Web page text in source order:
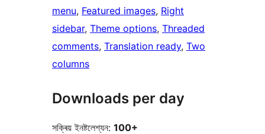
menu, Featured images, Right
sidebar, Theme options, Threaded
comments, Translation ready, Two
columns
Downloads per day
সক্ৰিয় ইনষ্টলেশ্যন: 100+